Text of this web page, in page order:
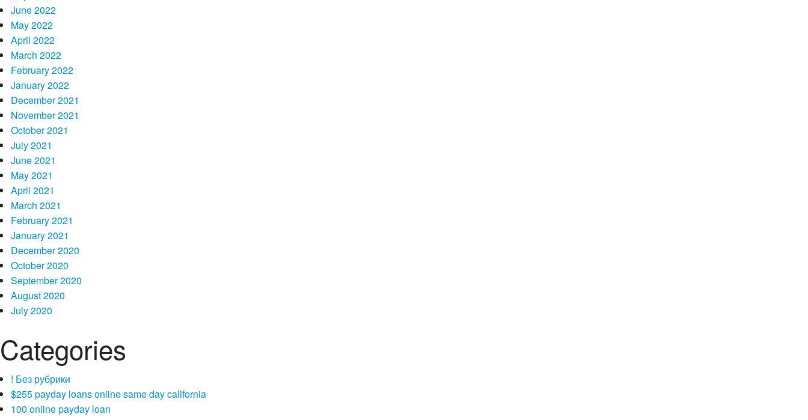
June 2022
May 2022
April 2022
March 2022
February 2022
January 2022
December 2021
November 2021
October 2021
July 2021
June 2021
May 2021
April 2021
March 2021
February 2021
January 2021
December 2020
October 2020
September 2020
August 2020
July 2020
Categories
! Без рубрики
$255 payday loans online same day california
100 online payday loan